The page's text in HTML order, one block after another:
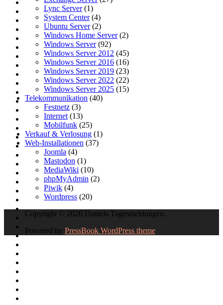
Lync Server(1)
System Center(4)
Ubuntu Server(2)
Windows Home Server(2)
Windows Server(92)
Windows Server 2012 (45)
Windows Server 2016 (16)
Windows Server 2019 (23)
Windows Server 2022 (22)
Windows Server 2025 (15)
Telekommunikation (40)
Festnetz (3)
Internet (13)
Mobilfunk (25)
Verkauf & Verlosung (1)
Web-Installationen (37)
Joomla (4)
Mastodon (1)
MediaWiki (10)
phpMyAdmin (2)
Piwik (4)
Wordpress (20)
Copyright © 2026 Daniels Tagesmeldungen.
Powered by PressBook WordPress theme